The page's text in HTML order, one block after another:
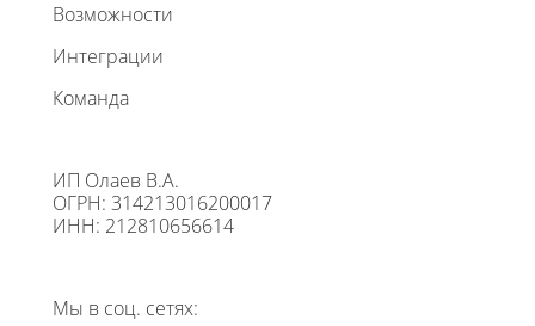
Возможности
Интеграции
Команда
ИП Олаев В.А.
ОГРН: 314213016200017
ИНН: 212810656614
Мы в соц. сетях: